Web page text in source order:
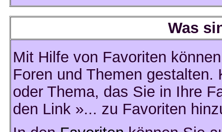
Was
Mit Hilfe von Favoriten
Foren und Themen
oder Thema, das Sie in Ihre
den Link »... zu Favoriten